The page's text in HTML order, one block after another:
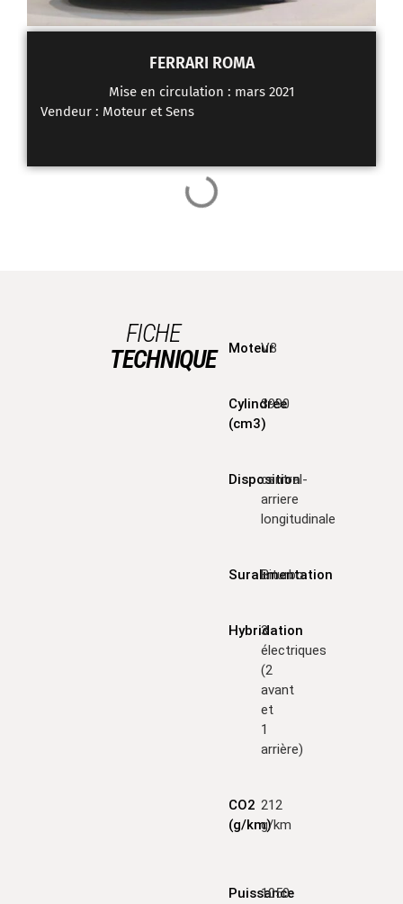
FERRARI ROMA
Mise en circulation : mars 2021
Vendeur : Moteur et Sens
FICHE
TECHNIQUE
Moteur
V8
Cylindrée
(cm3)
3990
Disposition
central-
arriere
longitudinale
Suralimentation
Biturbo
Hybridation
3
électriques
(2
avant
et
1
arrière)
CO2
(g/km)
212
g/km
Puissance
1050